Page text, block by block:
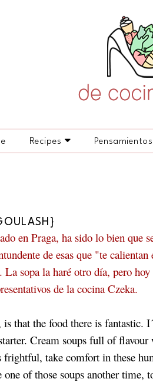
Recipes Pensamientos
en Praga, ha sido lo bien que
de esas que "te
La sopa la haré otro día, pero
de la cocina Czeka.
that the food there is fantastic.
Cream soups full of
take comfort in these
of those soups another time,